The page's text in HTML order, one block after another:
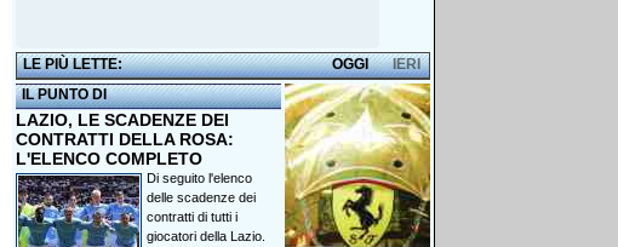
LE PIÙ LETTE: IERI
OGGI
IL PUNTO DI
LAZIO, LE SCADENZE DEI
CONTRATTI DELLA ROSA:
L'ELENCO COMPLETO
Di seguito l'elenco
delle scadenze dei
contratti di tutti i
giocatori della Lazio.